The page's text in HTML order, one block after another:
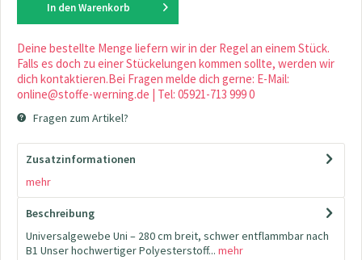
In den Warenkorb
Deine bestellte Menge liefern wir in der Regel an einem Stück.
Falls es doch zu einer Stückelungen kommen sollte, werden wir
dich kontaktieren.Bei Fragen melde dich gerne: E-Mail:
online@stoffe-werning.de | Tel: 05921-713 999 0
Fragen zum Artikel?
Zusatzinformationen
mehr
Beschreibung
Universalgewebe Uni – 280 cm breit, schwer entflammbar nach
B1 Unser hochwertiger Polyesterstoff... mehr